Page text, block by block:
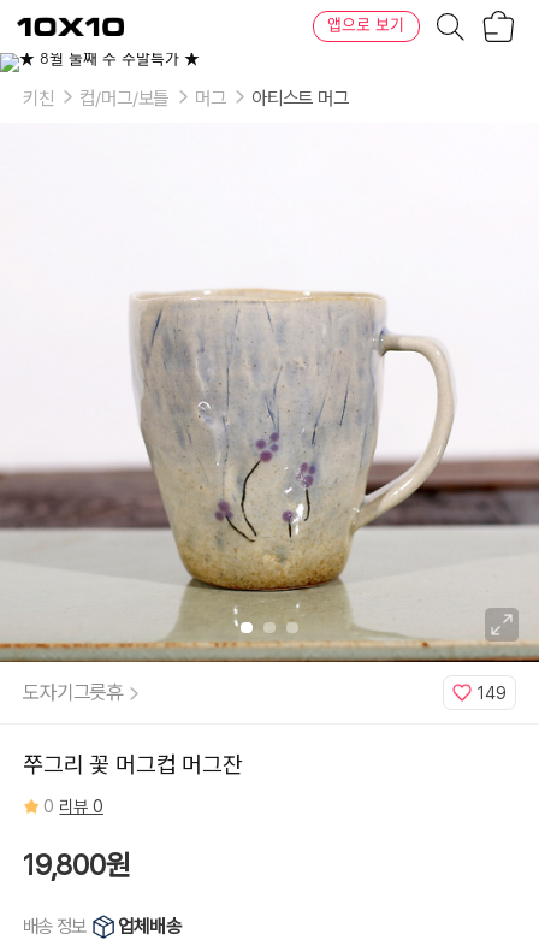
텐
바
텐
앱으로 보기
키친 컵/머그/보틀 머그 아티스트 머그
도자기그릇휴 149
쭈그리 꽃 머그컵 머그잔
0 리뷰 0
19,800원
배송 정보
업체배송